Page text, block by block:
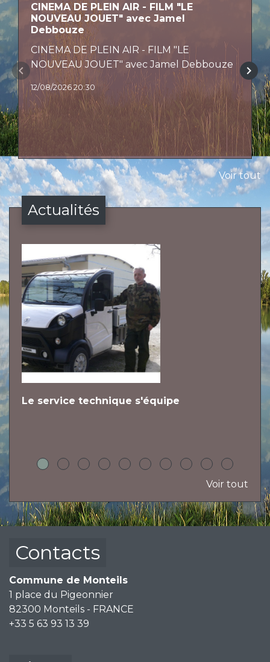
CINEMA DE PLEIN AIR - FILM "LE
NOUVEAU JOUET" avec Jamel
Debbouze
CINEMA DE PLEIN AIR - FILM "LE
NOUVEAU JOUET" avec Jamel Debbouze
12/08/2026 20:30
keyboard_arrow_left keyboard_arrow_right
Voir tout
Actualités
Le service technique s'équipe
Voir tout
Contacts
Commune de Monteils
1 place du Pigeonnier
82300 Monteils - FRANCE
+33 5 63 93 13 39